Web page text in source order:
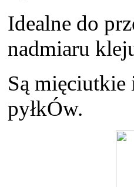
Idealne do
nadmiaru
Są mięciutkie
pyłkÓw.